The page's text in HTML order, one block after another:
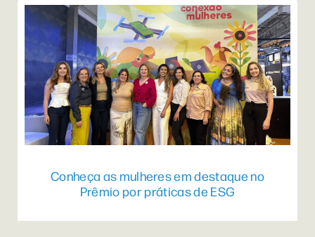
Conheça as mulheres em destaque no
Prêmio por práticas de ESG